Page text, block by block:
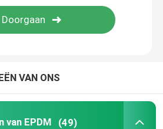
Kunstmatige Gras
VAN ONS
van EPDM (49)